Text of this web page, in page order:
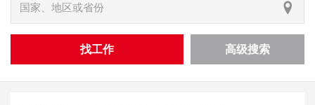
找工作 高级搜索